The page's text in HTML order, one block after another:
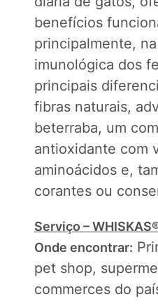
benefícios
principalmente,
imunológica dos
principais
fibras naturais,
beterraba, um
antioxidante com
aminoácidos e,
corantes ou
Serviço –
Onde encontrar:
pet shop,
commerces do